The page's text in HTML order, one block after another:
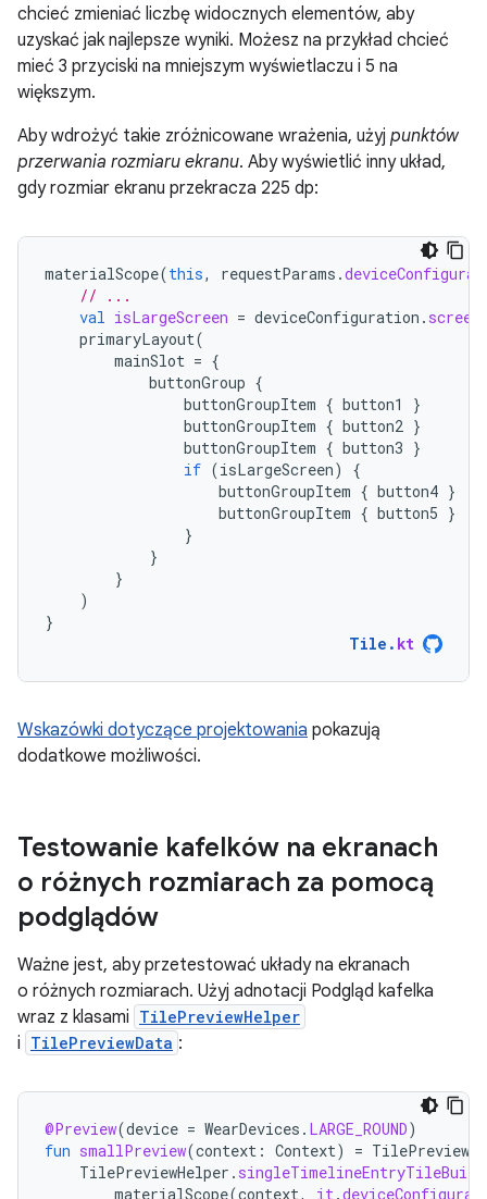
chcieć zmieniać liczbę widocznych elementów, aby
uzyskać jak najlepsze wyniki. Możesz na przykład chcieć
mieć 3 przyciski na mniejszym wyświetlaczu i 5 na
większym.
Aby wdrożyć takie zróżnicowane wrażenia, użyj punktów
przerwania rozmiaru ekranu. Aby wyświetlić inny układ,
gdy rozmiar ekranu przekracza 225 dp:
materialScope(this, requestParams .
// ...
val isLargeScreen = deviceConfiguration .
primaryLayout(
mainSlot = {
buttonGroup {
buttonGroupItem { button1
}
buttonGroupItem { button2 }
buttonGroupItem { button3 }
if (isLargeScreen)
{
buttonGroupItem { button4 }
buttonGroupItem { button5 }
}
}
}
)
}
Tile . kt
Wskazówki dotyczące projektowania pokazują
dodatkowe możliwości.
Testowanie kafelków na ekranach
o różnych rozmiarach za pomocą
podglądów
Ważne jest, aby przetestować układy na ekranach
o różnych rozmiarach. Użyj adnotacji Podgląd kafelka
wraz z klasami TilePreviewHelper
i TilePreviewData :
@Preview(device = WearDevices . LARGE_ROUND)
fun smallPreview(context : Context) =
TilePreviewHelper .
materialScope(context, it .